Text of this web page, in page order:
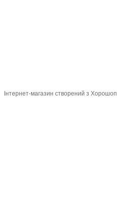
Інтернет-магазин створений з Хорошоп